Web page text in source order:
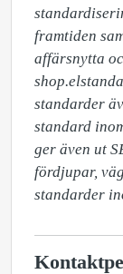
framtiden
affärsnytta
standarder
standard
ger även ut
fördjupar,
standarder